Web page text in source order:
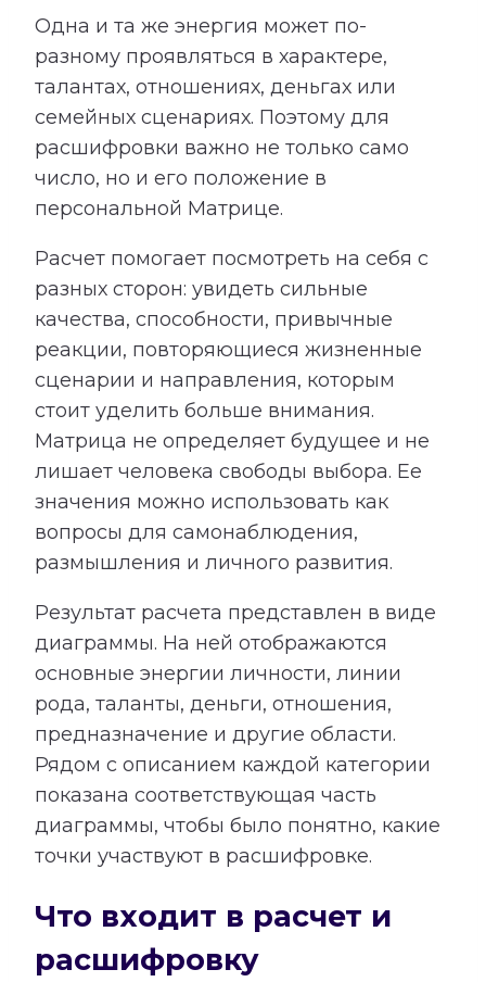
Одна и та же энергия может по-
разному проявляться в характере,
талантах, отношениях, деньгах или
семейных сценариях. Поэтому для
расшифровки важно не только само
число, но и его положение в
персональной Матрице.
Расчет помогает посмотреть на себя с
разных сторон: увидеть сильные
качества, способности, привычные
реакции, повторяющиеся жизненные
сценарии и направления, которым
стоит уделить больше внимания.
Матрица не определяет будущее и не
лишает человека свободы выбора. Ее
значения можно использовать как
вопросы для самонаблюдения,
размышления и личного развития.
Результат расчета представлен в виде
диаграммы. На ней отображаются
основные энергии личности, линии
рода, таланты, деньги, отношения,
предназначение и другие области.
Рядом с описанием каждой категории
показана соответствующая часть
диаграммы, чтобы было понятно, какие
точки участвуют в расшифровке.
Что входит в расчет и
расшифровку